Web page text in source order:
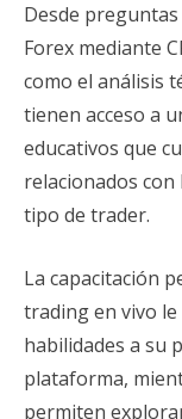
Desde
Forex mediante
como el análisis
tienen acceso a
educativos que
relacionados con
tipo de trader.
La capacitación
trading en vivo
habilidades a su
plataforma,
permiten